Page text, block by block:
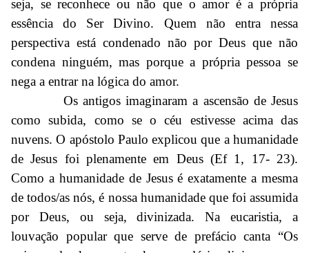
seja, se reconhece ou não que o amor é a própria
essência do Ser Divino. Quem não entra nessa
perspectiva está condenado não por Deus que não
condena ninguém, mas porque a própria pessoa se
nega a entrar na lógica do amor.
Os antigos imaginaram a ascensão de Jesus
como subida, como se o céu estivesse acima das
nuvens. O apóstolo Paulo explicou que a humanidade
de Jesus foi plenamente em Deus (Ef 1, 17- 23).
Como a humanidade de Jesus é exatamente a mesma
de todos/as nós, é nossa humanidade que foi assumida
por Deus, ou seja, divinizada. Na eucaristia, a
louvação popular que serve de prefácio canta “Os